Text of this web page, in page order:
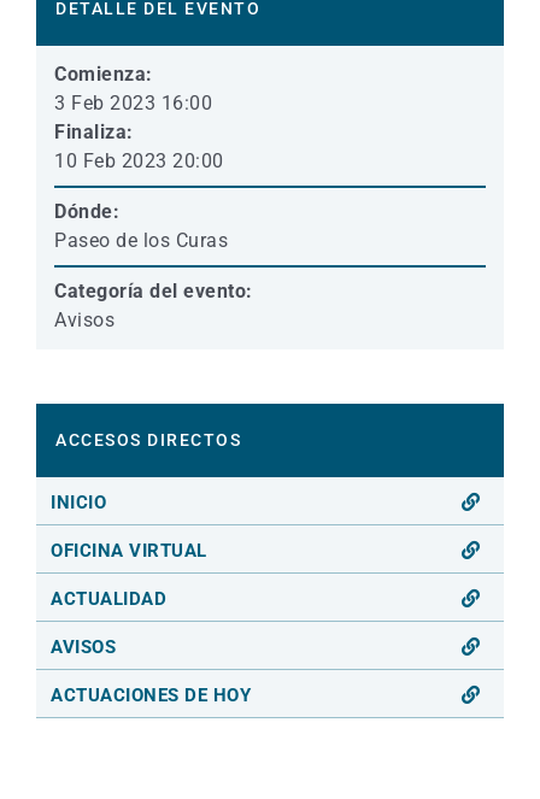
DETALLE DEL EVENTO
Comienza:
3 Feb 2023 16:00
Finaliza:
10 Feb 2023 20:00
Dónde:
Paseo de los Curas
Categoría del evento:
Avisos
ACCESOS DIRECTOS
INICIO
OFICINA VIRTUAL
ACTUALIDAD
AVISOS
ACTUACIONES DE HOY